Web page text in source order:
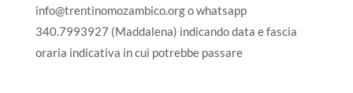
info@trentinomozambico.org o whatsapp
340.7993927 (Maddalena) indicando data e fascia
oraria indicativa in cui potrebbe passare